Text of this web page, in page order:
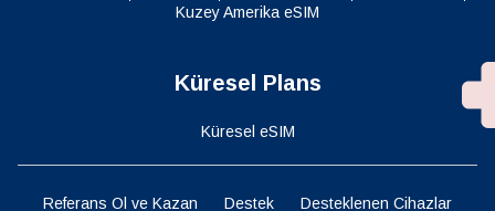
Kuzey Amerika eSIM
Küresel Plans
Küresel eSIM
Referans Ol ve Kazan Destek Desteklenen Cihazlar